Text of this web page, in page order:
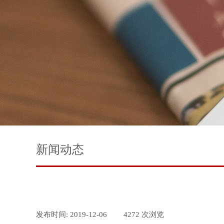
新闻动态
发布时间: 2019-12-06 4272 次浏览